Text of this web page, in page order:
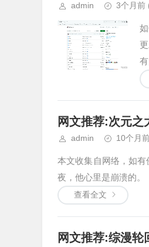
admin 3个月前
网文推荐:次元
admin 10个月
本文收集自网络，如
夜，他心里是崩溃的
查看全文
网文推荐:综漫轮